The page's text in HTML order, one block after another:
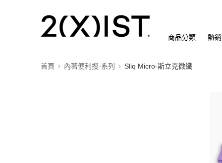
商品分類 熱
首頁 內著便利搜-系列 Sliq Micro-斯立克微纖